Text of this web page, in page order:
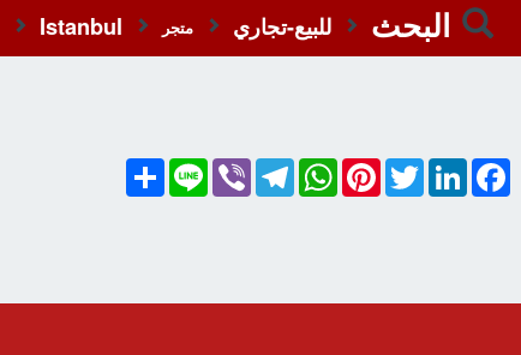
البحث للبيع-تجاري متجر Istanbul
Facebook
LinkedIn
Twitter
Pinterest
WhatsApp
Telegram
Viber
Line
Share